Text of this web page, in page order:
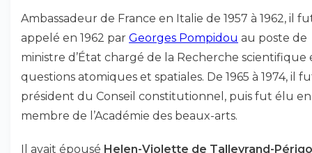
Ambassadeur de France en Italie de 1957 à 1962, il
appelé en 1962 par Georges Pompidou au poste de
ministre d’État chargé de la Recherche scientifique
questions atomiques et spatiales. De 1965 à 1974, il
président du Conseil constitutionnel, puis fut élu en
membre de l’Académie des beaux-arts.
Il avait épousé Helen-Violette de Talleyrand-